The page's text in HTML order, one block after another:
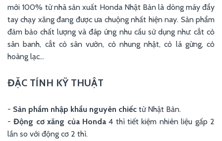
mới 100% từ nhà sản xuất Honda Nhật Bản là dòng máy đẩy
tay chạy xăng đang được ưa chuộng nhất hiện nay. Sản phẩm
đảm bảo chất lượng và đáp ứng nhu cầu sử dụng như: cắt cỏ
sân banh, cắt cỏ sân vườn, cỏ nhung nhật, cỏ lá gừng, cỏ
hoàng lạc...
ĐẶC TÍNH KỸ THUẬT
- Sản phẩm nhập khẩu nguyên chiếc từ Nhật Bản.
-Động cơ xăng của Honda4 thì tiết kiệm nhiên liệu gấp 2
lần so với động cơ 2 thì.